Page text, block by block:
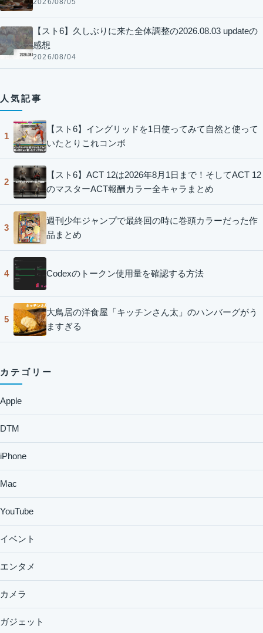
2026/08/05
【スト6】久しぶりに来た全体調整の2026.08.03 updateの
感想
2026/08/04
人気記事
1
【スト6】イングリッドを1日使ってみて自然と使って
いたとりこれコンボ
2
【スト6】ACT 12は2026年8月1日まで！そしてACT 12
のマスターACT報酬カラー全キャラまとめ
3
週刊少年ジャンプで最終回の時に巻頭カラーだった作
品まとめ
4 Codexのトークン使用量を確認する方法
5
大鳥居の洋食屋「キッチンさん太」のハンバーグがう
ますぎる
カテゴリー
Apple
DTM
iPhone
Mac
YouTube
イベント
エンタメ
カメラ
ガジェット